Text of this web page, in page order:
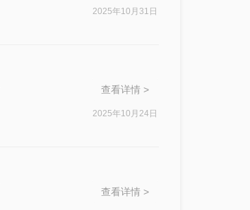
2025年10月31日
查看详情 >
2025年10月24日
查看详情 >